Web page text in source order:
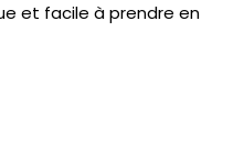
et facile à prendre en